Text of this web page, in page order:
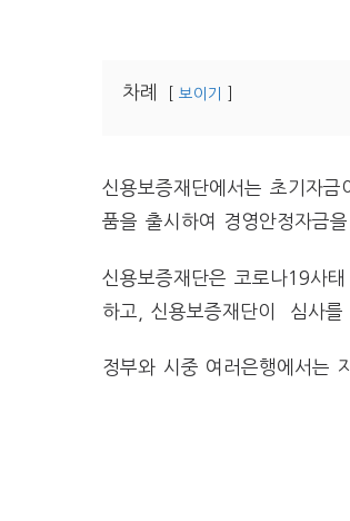
차례 보이기
신용보증재단에서는 초기자
품을 출시하여 경영안정자금
신용보증재단은 코로나19사
하고, 신용보증재단이 심사를
정부와 시중 여러은행에서는